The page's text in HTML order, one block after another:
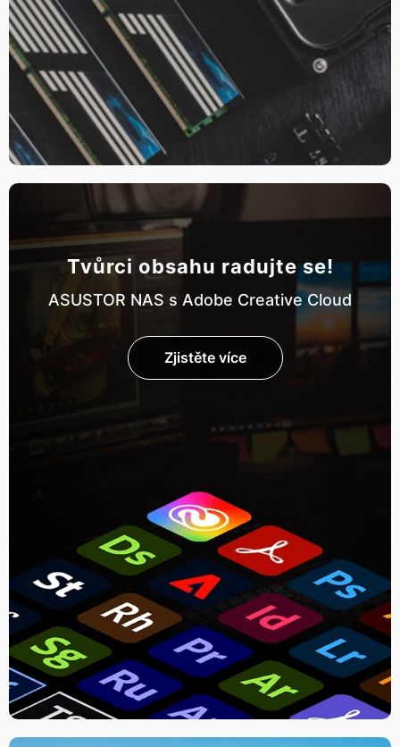
Tvůrci obsahu radujte se!
ASUSTOR NAS s Adobe Creative Cloud
Zjistěte více